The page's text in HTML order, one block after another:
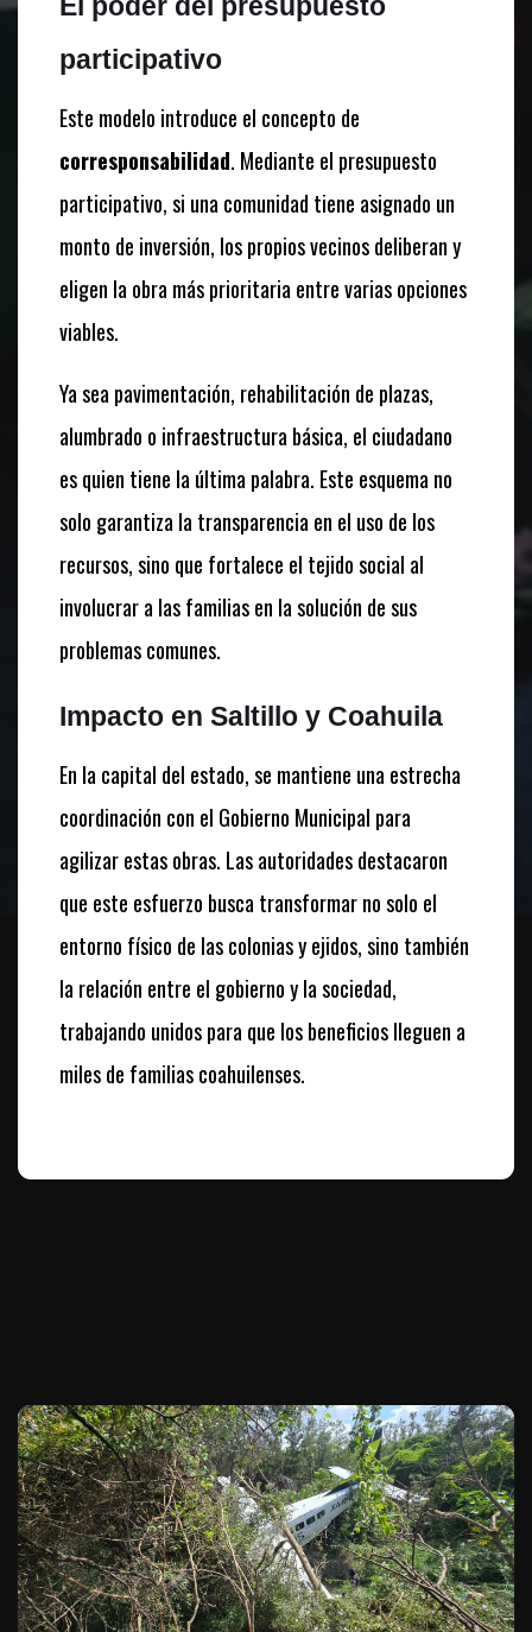
participativo
Este modelo introduce el concepto de
corresponsabilidad. Mediante el presupuesto
participativo, si una comunidad tiene asignado un
monto de inversión, los propios vecinos deliberan y
eligen la obra más prioritaria entre varias opciones
viables.
Ya sea pavimentación, rehabilitación de plazas,
alumbrado o infraestructura básica, el ciudadano
es quien tiene la última palabra. Este esquema no
solo garantiza la transparencia en el uso de los
recursos, sino que fortalece el tejido social al
involucrar a las familias en la solución de sus
problemas comunes.
Impacto en Saltillo y Coahuila
En la capital del estado, se mantiene una estrecha
coordinación con el Gobierno Municipal para
agilizar estas obras. Las autoridades destacaron
que este esfuerzo busca transformar no solo el
entorno físico de las colonias y ejidos, sino también
la relación entre el gobierno y la sociedad,
trabajando unidos para que los beneficios lleguen a
miles de familias coahuilenses.